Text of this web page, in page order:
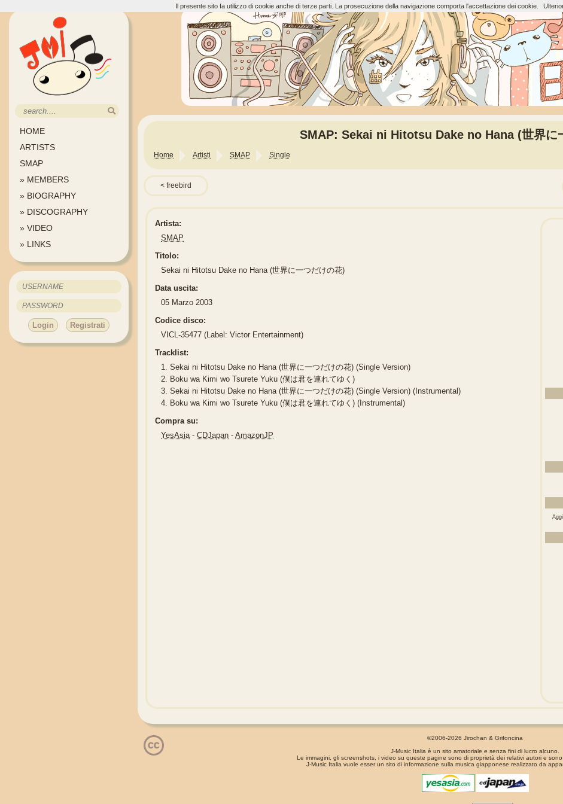
HOME
ARTISTS
SMAP
» MEMBERS
» BIOGRAPHY
» DISCOGRAPHY
» VIDEO
» LINKS
Login Registrati
SMAP: Sekai ni Hitotsu Dake no Hana (世界に
Home Artisti SMAP Single
freebird
Artista:
SMAP
Titolo:
Sekai ni Hitotsu Dake no Hana (世界に一つだけの花)
Data uscita:
05 Marzo 2003
Codice disco:
VICL-35477 (Label: Victor Entertainment)
Tracklist:
1. Sekai ni Hitotsu Dake no Hana (世界に一つだけの花) (Single Version)
2. Boku wa Kimi wo Tsurete Yuku (僕は君を連れてゆく)
3. Sekai ni Hitotsu Dake no Hana (世界に一つだけの花) (Single Version) (Instrumental)
4. Boku wa Kimi wo Tsurete Yuku (僕は君を連れてゆく) (Instrumental)
Compra su:
YesAsia-CDJapan -AmazonJP
©2006-2026 Jirochan & Grifoncina
J-Music Italia è un sito amatoriale e senza fini di lucro alcuno.
Le immagini, gli screenshots, i video su queste pagine sono di proprietà dei relativi autori e
J-Music Italia vuole esser un sito di informazione sulla musica giapponese realizzato da
Il presente sito fa utilizzo di cookie anche di terze parti. La prosecuzione della navigazione comporta l'accettazione dei cookie.